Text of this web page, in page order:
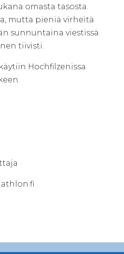
omasta tasosta.
mutta pieniä virheitä
sunnuntaina viestissä
tiivisti.
Hochfilzenissa